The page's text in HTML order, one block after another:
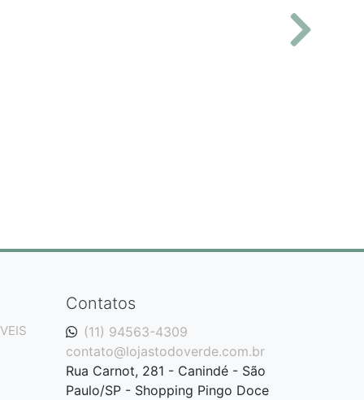
Contatos
(11) 94563-4309
contato@lojastodoverde.com.br
Rua Carnot, 281 - Canindé - São
Paulo/SP - Shopping Pingo Doce